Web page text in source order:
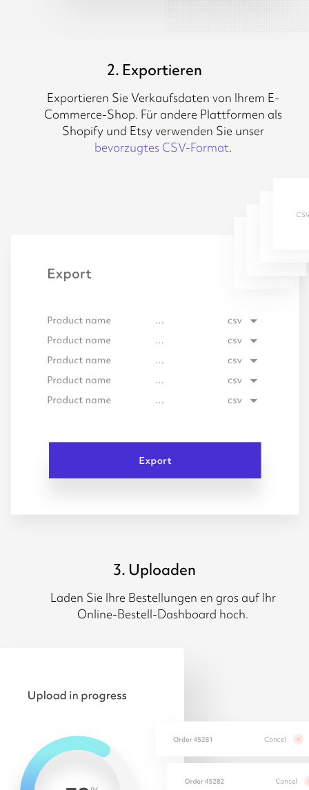
2. Exportieren
Exportieren Sie Verkaufsdaten von Ihrem E-
Commerce-Shop. Für andere Plattformen als
Shopify und Etsy verwenden Sie unser
bevorzugtes CSV-Format.
3. Uploaden
Laden Sie Ihre Bestellungen en gros auf Ihr
Online-Bestell-Dashboard hoch.